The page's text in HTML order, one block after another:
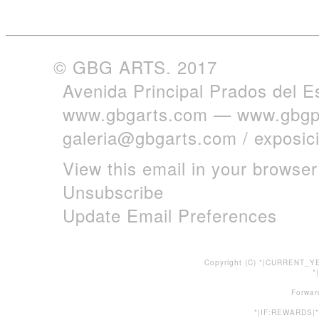
© GBG ARTS. 2017
Avenida Principal Prados del
www.gbgarts.com —
galeria@gbgarts.com /
View this email in your browser
Unsubscribe
Update Email Preferences
Copyright (C)